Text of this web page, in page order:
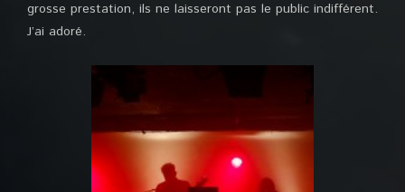
grosse prestation, ils ne laisseront pas le public indifférent.
J’ai adoré.